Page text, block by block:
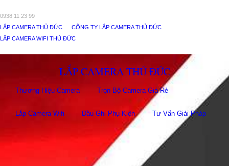
0938 11 23 99
LẮP CAMERA THỦ ĐỨC
CÔNG TY LẮP CAMERA THỦ ĐỨC
LẮP CAMERA WIFI THỦ ĐỨC
LẮP CAMERA THỦ ĐỨC
Thương Hiệu Camera Trọn Bộ Camera Giá Rẻ
Lắp Camera Wifi Đầu Ghi Phụ Kiên Tư Vấn Giải Pháp